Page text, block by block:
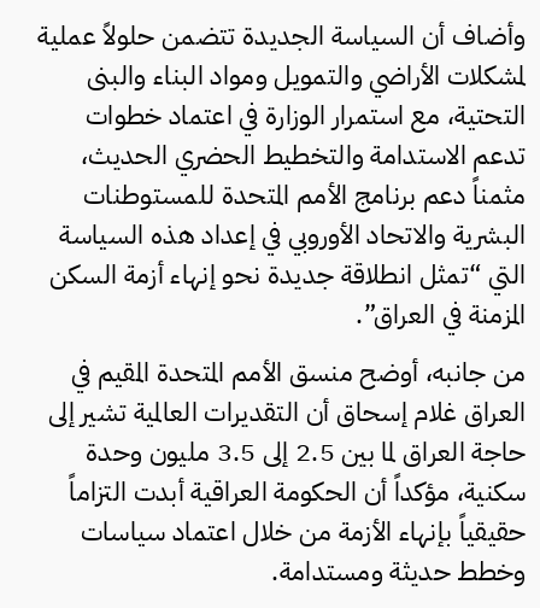
وأضاف أن السياسة الجديدة تتضمن حلولاً عملية
لمشكلات الأراضي والتمويل ومواد البناء والبنى
التحتية، مع استمرار الوزارة في اعتماد خطوات
تدعم الاستدامة والتخطيط الحضري الحديث،
مثمناً دعم برنامج الأمم المتحدة للمستوطنات
البشرية والاتحاد الأوروبي في إعداد هذه السياسة
التي “تمثل انطلاقة جديدة نحو إنهاء أزمة السكن
المزمنة في العراق”.
من جانبه، أوضح منسق الأمم المتحدة المقيم في
العراق غلام إسحاق أن التقديرات العالمية تشير إلى
حاجة العراق لما بين 2.5 إلى 3.5 مليون وحدة
سكنية، مؤكداً أن الحكومة العراقية أبدت التزاماً
حقيقياً بإنهاء الأزمة من خلال اعتماد سياسات
وخطط حديثة ومستدامة.